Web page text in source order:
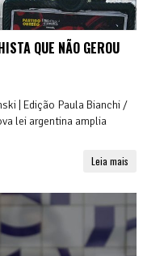
QUE NÃO GEROU
| Edição Paula Bianchi /
lei argentina amplia
Leia mais